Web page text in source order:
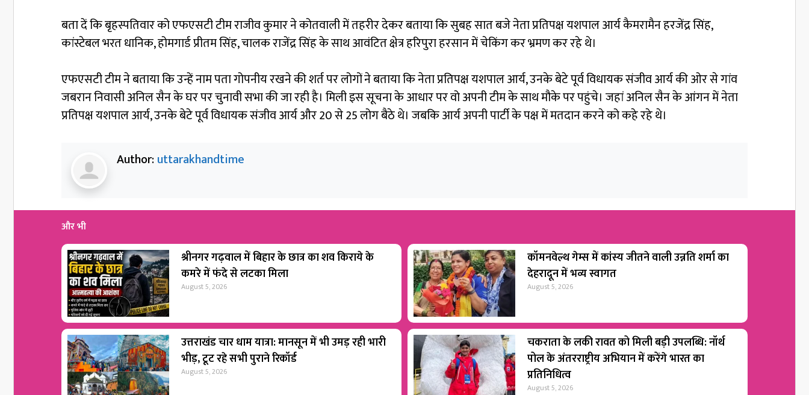
बता दें कि बृहस्पतिवार को एफएसटी टीम राजीव कुमार ने कोतवाली में तहरीर देकर बताया कि सुबह सात बजे नेता प्रतिपक्ष यशपाल आर्य कैमरामैन हरजेंद्र सिंह,
कांस्टेबल भरत धानिक, होमगार्ड प्रीतम सिंह, चालक राजेंद्र सिंह के साथ आवंटित क्षेत्र हरिपुरा हरसान में चेकिंग कर भ्रमण कर रहे थे।
एफएसटी टीम ने बताया कि उन्हें नाम पता गोपनीय रखने की शर्त पर लोगों ने बताया कि नेता प्रतिपक्ष यशपाल आर्य, उनके बेटे पूर्व विधायक संजीव आर्य की ओर से गांव
जबरान निवासी अनिल सैन के घर पर चुनावी सभा की जा रही है। मिली इस सूचना के आधार पर वो अपनी टीम के साथ मौके पर पहुंचे। जहां अनिल सैन के आंगन में नेता
प्रतिपक्ष यशपाल आर्य, उनके बेटे पूर्व विधायक संजीव आर्य और 20 से 25 लोग बैठे थे। जबकि आर्य अपनी पार्टी के पक्ष में मतदान करने को कहे रहे थे।
Author:uttarakhandtime
और भी
श्रीनगर गढ़वाल में बिहार के छात्र का शव किराये के
कमरे में फंदे से लटका मिला
August 5, 2026
कॉमनवेल्थ गेम्स में कांस्य जीतने वाली उन्नति शर्मा का
देहरादून में भव्य स्वागत
August 5, 2026
उत्तराखंड चार धाम यात्रा: मानसून में भी उमड़ रही भारी
भीड़, टूट रहे सभी पुराने रिकॉर्ड
August 5, 2026
चकराता के लकी रावत को मिली बड़ी उपलब्धि: नॉर्थ
पोल के अंतरराष्ट्रीय अभियान में करेंगे भारत का
प्रतिनिधित्व
August 5, 2026